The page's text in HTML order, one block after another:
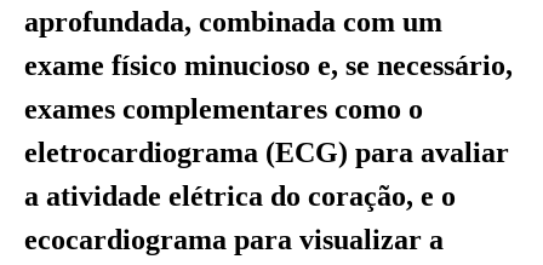
aprofundada, combinada com um
exame físico minucioso e, se necessário,
exames complementares como o
eletrocardiograma (ECG) para avaliar
a atividade elétrica do coração, e o
ecocardiograma para visualizar a